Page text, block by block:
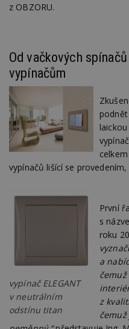
z OBZORU.
Od vačkových
vypínačům
vypínačů lišící se
vypínač ELEGANT
v neutrálním
odstínu titan
První
s
roku
a
z